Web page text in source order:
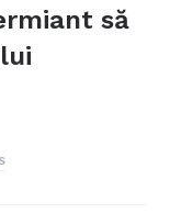
să